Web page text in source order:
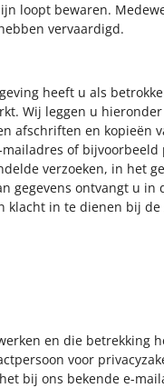
loopt bewaren.
vervaardigd.
heeft u als
Wij leggen u
afschriften en kopieën
of
verzoeken, in het
gegevens ontvangt u
in te dienen bij
en die
voor
bij ons bekende e-